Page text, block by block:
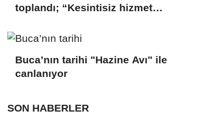
toplandı; “Kesintisiz hizmet
Buca’nın tarihi "Hazine Avı" ile
canlanıyor
SON HABERLER